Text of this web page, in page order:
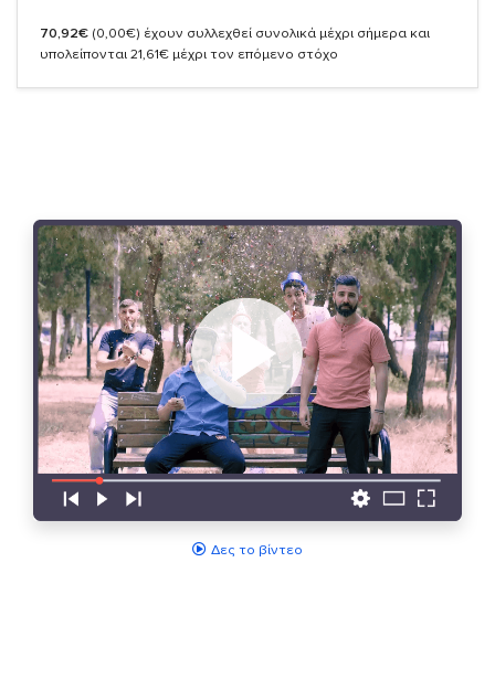
70,92€ (0,00€) έχουν συλλεχθεί συνολικά μέχρι σήμερα και
υπολείπονται 21,61€ μέχρι τον επόμενο στόχο
Δες το βίντεο